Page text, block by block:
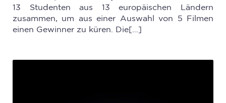
13 Studenten aus 13 europäischen Ländern
zusammen, um aus einer Auswahl von 5 Filmen
einen Gewinner zu küren. Die[…]